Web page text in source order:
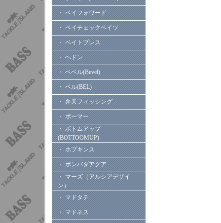
・ ペイフォワード
・ ペイチェックベイツ
・ ベイトブレス
・ ヘドン
・ ベベル(Bevel)
・ ベル(BEL)
・ 弁天フィッシング
・ ボーマー
・ ボトムアップ
(BOTTOOMUP)
・ ホプキンス
・ ボンバダアグア
・ マーズ（アルシアデザイ
ン）
・ マドタチ
・ マドネス